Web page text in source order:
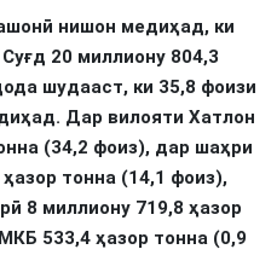
нишон медиҳад, ки
20 миллиону 804,3
шудааст, ки 35,8 фоизи
Дар вилояти Хатлон
(34,2 фоиз), дар шаҳри
тонна (14,1 фоиз),
8 миллиону 719,8 ҳазор
533,4 ҳазор тонна (0,9